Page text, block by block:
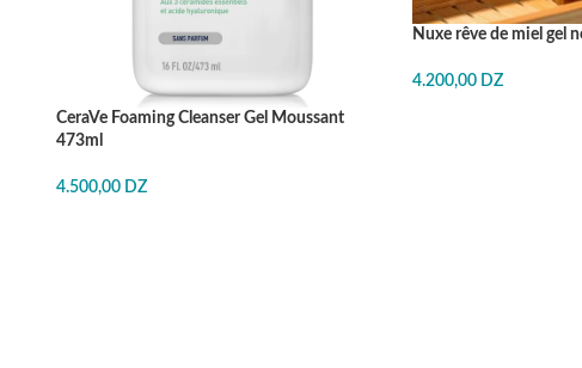
CeraVe Foaming Cleanser Gel Moussant
473ml
4.500,00 DZ
Nuxe rêve de miel gel
4.200,00 DZ